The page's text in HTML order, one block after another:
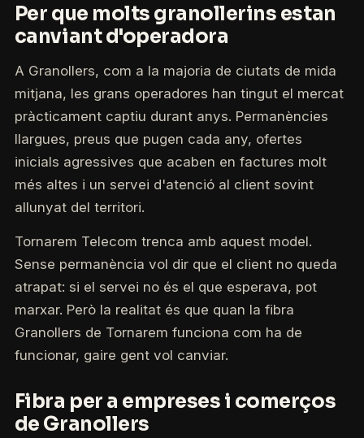
Per que molts granollerins estan
canviant d'operadora
A Granollers, com a la majoria de ciutats de mida
mitjana, les grans operadores han tingut el mercat
pràcticament captiu durant anys. Permanències
llargues, preus que pugen cada any, ofertes
inicials agressives que acaben en factures molt
més altes i un servei d'atenció al client sovint
allunyat del territori.
Tornarem Telecom trenca amb aquest model.
Sense permanència vol dir que el client no queda
atrapat: si el servei no és el que esperava, pot
marxar. Però la realitat és que quan la fibra
Granollers de Tornarem funciona com ha de
funcionar, gaire gent vol canviar.
Fibra per a empreses i comerços
de Granollers